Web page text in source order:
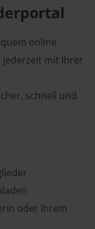
online
jederzeit mit Ihrer
schnell und
oder Ihrem